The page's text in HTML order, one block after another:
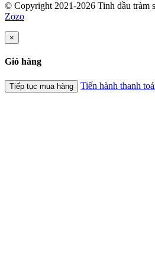
© Copyright 2021-2026 Tinh dầu tràm
Zozo
×
Giỏ hàng
Tiếp tục mua hàng Tiến hành thanh